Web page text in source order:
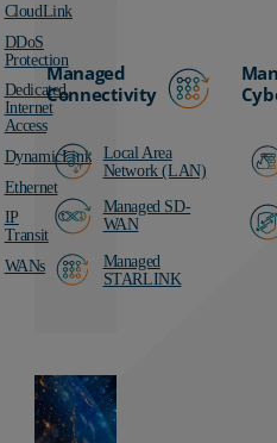
CloudLink
DDoS
Protection
Dedicated
Internet
Access
DynamicLink
Ethernet
IP
Transit
WANs
Managed
Connectivity
Local Area
Network (LAN)
Managed SD-
WAN
Managed
STARLINK